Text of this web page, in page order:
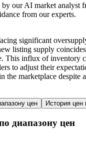
by our AI market analyst
from our experts.
significant
listing supply
This influx of inventory
to adjust their
the marketplace despite
цен История цен
диапазону цен